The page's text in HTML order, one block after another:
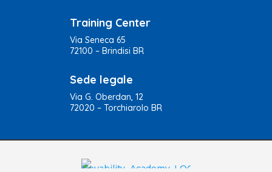
Training Center
Via Seneca 65
72100 – Brindisi BR
Sede legale
Via G. Oberdan, 12
72020 – Torchiarolo BR